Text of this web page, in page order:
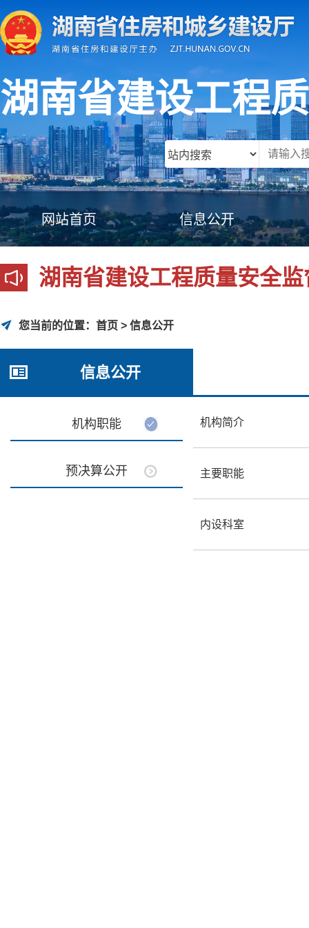
湖南省建设工程
网站首页 信息公开
湖南省建设工程质量安全
您当前的位置： 首页 > 信息公开
信息公开
机构职能
预决算公开
机构简介
主要职能
内设科室